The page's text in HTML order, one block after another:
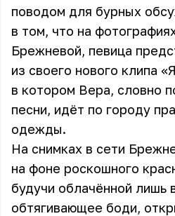
поводом для бурных
в том, что на
Брежневой, певица
из своего нового клипа
в котором Вера, словно
песни, идёт по городу
одежды.
На снимках в сети
на фоне роскошного
будучи облачённой лишь
обтягивающее боди,